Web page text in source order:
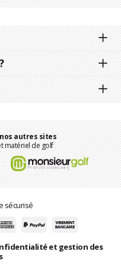
autres sites
matériel de golf
sécurisé
et gestion des